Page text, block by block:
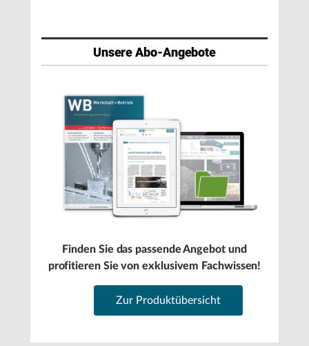
Unsere Abo-Angebote
Finden Sie das passende Angebot und
profitieren Sie von exklusivem Fachwissen!
Zur Produktübersicht